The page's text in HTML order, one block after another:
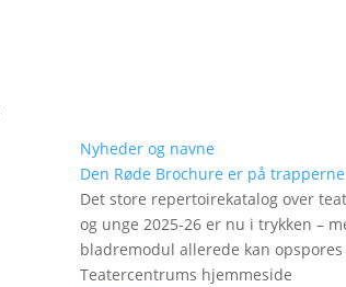
Nyheder og navne
Den Røde Brochure er på trapperne
Det store repertoirekatalog over
og unge 2025-26 er nu i trykken –
bladremodul allerede kan opspores
Teatercentrums hjemmeside